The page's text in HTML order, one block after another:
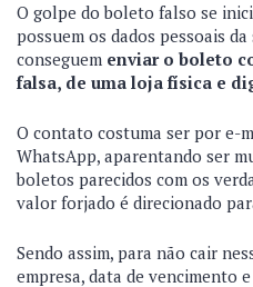
O golpe do boleto falso se
possuem os dados pessoais
conseguem enviar o boleto
falsa, de uma loja física e
O contato costuma ser por e-
WhatsApp, aparentando ser
boletos parecidos com os
valor forjado é direcionado
Sendo assim, para não cair
empresa, data de vencimento